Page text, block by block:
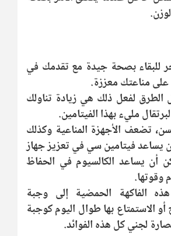
للبقاء بصحة جيدة مع تقدمك في
على مناعتك معززة.
لفعل ذلك هي زيادة تناولك
مليء بهذا الفيتامين.
تضعف الأجهزة المناعية وكذلك
يساعد فيتامين سي في تعزيز جهاز
أن يساعد الكالسيوم في الحفاظ
الفاكهة الحمضية إلى وجبة
الاستمتاع بها طوال اليوم كوجبة
لجني كل هذه الفوائد.